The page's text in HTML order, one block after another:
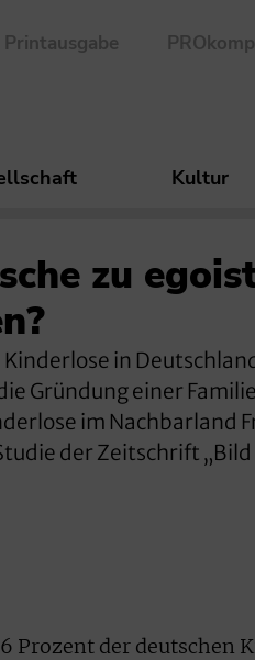
Printausgabe
Kultur
zu
Kinderlose in
Gründung einer
im Nachbarland
der Zeitschrift „Bild
Prozent der deutschen